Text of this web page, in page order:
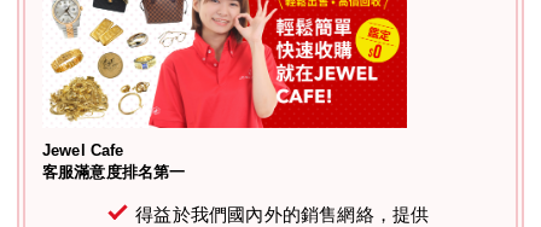
Jewel Cafe
客服滿意度排名第一
得益於我們國內外的銷售網絡，提供